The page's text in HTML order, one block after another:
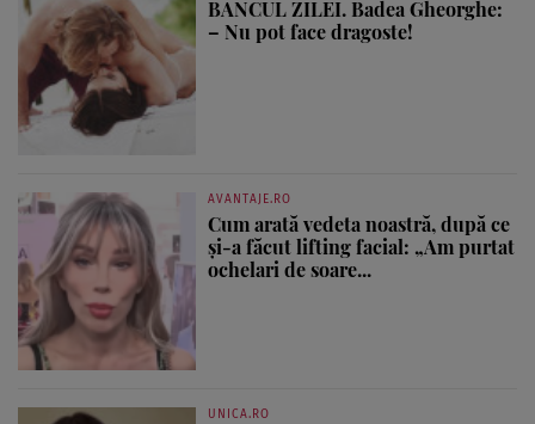
BANCUL ZILEI. Badea Gheorghe:
– Nu pot face dragoste!
AVANTAJE.RO
Cum arată vedeta noastră, după ce
și-a făcut lifting facial: „Am purtat
ochelari de soare...
UNICA.RO